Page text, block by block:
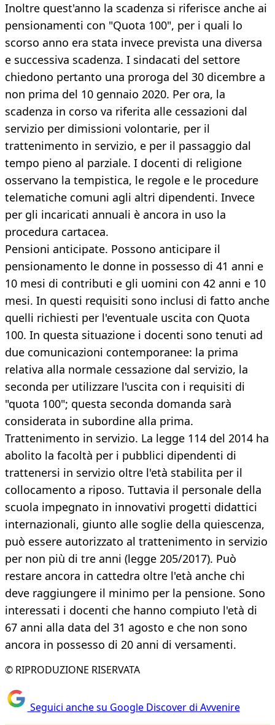
Inoltre quest'anno la scadenza si riferisce anche ai
pensionamenti con "Quota 100", per i quali lo
scorso anno era stata invece prevista una diversa
e successiva scadenza. I sindacati del settore
chiedono pertanto una proroga del 30 dicembre a
non prima del 10 gennaio 2020. Per ora, la
scadenza in corso va riferita alle cessazioni dal
servizio per dimissioni volontarie, per il
trattenimento in servizio, e per il passaggio dal
tempo pieno al parziale. I docenti di religione
osservano la tempistica, le regole e le procedure
telematiche comuni agli altri dipendenti. Invece
per gli incaricati annuali è ancora in uso la
procedura cartacea.
Pensioni anticipate. Possono anticipare il
pensionamento le donne in possesso di 41 anni e
10 mesi di contributi e gli uomini con 42 anni e 10
mesi. In questi requisiti sono inclusi di fatto anche
quelli richiesti per l'eventuale uscita con Quota
100. In questa situazione i docenti sono tenuti ad
due comunicazioni contemporanee: la prima
relativa alla normale cessazione dal servizio, la
seconda per utilizzare l'uscita con i requisiti di
"quota 100"; questa seconda domanda sarà
considerata in subordine alla prima.
Trattenimento in servizio. La legge 114 del 2014 ha
abolito la facoltà per i pubblici dipendenti di
trattenersi in servizio oltre l'età stabilita per il
collocamento a riposo. Tuttavia il personale della
scuola impegnato in innovativi progetti didattici
internazionali, giunto alle soglie della quiescenza,
può essere autorizzato al trattenimento in servizio
per non più di tre anni (legge 205/2017). Può
restare ancora in cattedra oltre l'età anche chi
deve raggiungere il minimo per la pensione. Sono
interessati i docenti che hanno compiuto l'età di
67 anni alla data del 31 agosto e che non sono
ancora in possesso di 20 anni di versamenti.
© RIPRODUZIONE RISERVATA
Seguici anche su Google Discover di Avvenire